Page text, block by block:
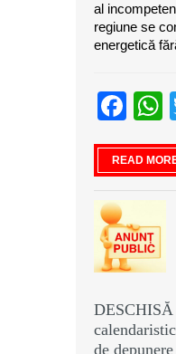
al
regiune se
energetică
READ
de